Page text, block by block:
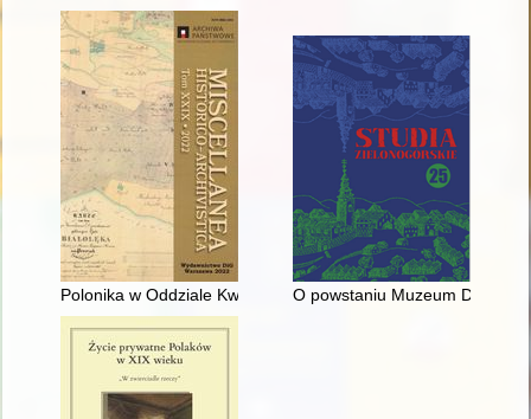
Polonika w Oddziale Kwatermistrzowskim C. i K. Naczelnej
O powstaniu Muzeum